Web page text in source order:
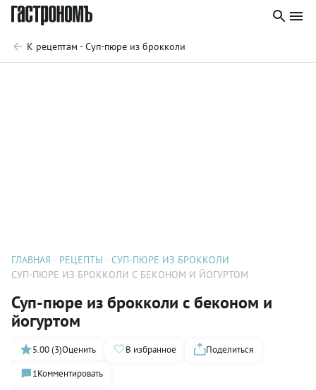
К рецептам - Суп-пюре из брокколи
ГЛАВНАЯ РЕЦЕПТЫ
СУП-ПЮРЕ ИЗ БРОККОЛИ
СУП-ПЮРЕ ИЗ БРОККОЛИ С БЕКОНОМ И ЙОГУРТОМ
Суп-пюре из брокколи с беконом и
йогуртом
5.00 (3)Оценить В избранное
Поделиться
1Комментировать